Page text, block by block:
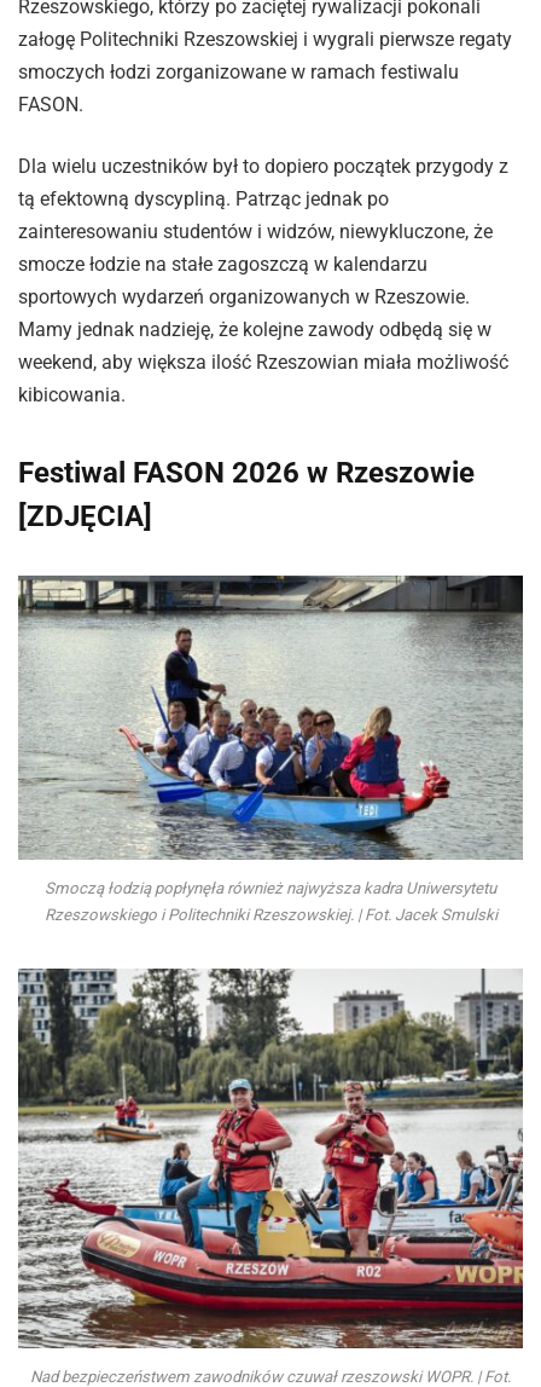
Rzeszowskiego, którzy po zaciętej rywalizacji pokonali
załogę Politechniki Rzeszowskiej i wygrali pierwsze regaty
smoczych łodzi zorganizowane w ramach festiwalu
FASON.
Dla wielu uczestników był to dopiero początek przygody z
tą efektowną dyscypliną. Patrząc jednak po
zainteresowaniu studentów i widzów, niewykluczone, że
smocze łodzie na stałe zagoszczą w kalendarzu
sportowych wydarzeń organizowanych w Rzeszowie.
Mamy jednak nadzieję, że kolejne zawody odbędą się w
weekend, aby większa ilość Rzeszowian miała możliwość
kibicowania.
Festiwal FASON 2026 w Rzeszowie
[ZDJĘCIA]
Smoczą łodzią popłynęła również najwyższa kadra Uniwersytetu
Rzeszowskiego i Politechniki Rzeszowskiej. | Fot. Jacek Smulski
Nad bezpieczeństwem zawodników czuwał rzeszowski WOPR. | Fot.